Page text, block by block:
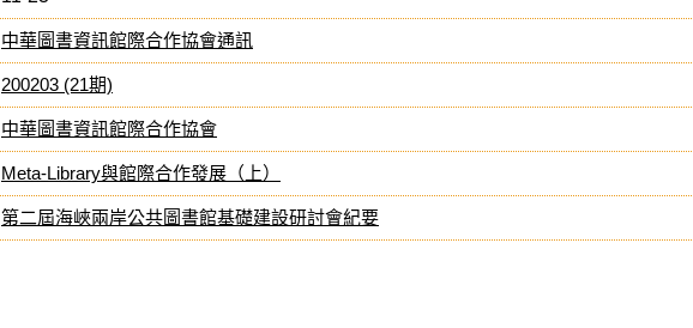
中華圖書資訊館際合作協會通訊
200203 (21期)
中華圖書資訊館際合作協會
Meta-Library與館際合作發展（上）
第二屆海峽兩岸公共圖書館基礎建設研討會紀要